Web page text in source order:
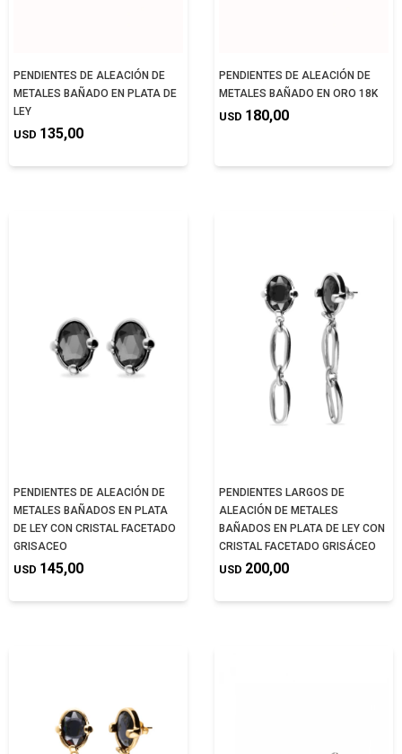
PENDIENTES DE ALEACIÓN DE
METALES BAÑADO EN PLATA DE
LEY
USD 135,00
PENDIENTES DE ALEACIÓN DE
METALES BAÑADO EN ORO 18K
USD 180,00
PENDIENTES DE ALEACIÓN DE
METALES BAÑADOS EN PLATA
DE LEY CON CRISTAL FACETADO
GRISACEO
USD 145,00
PENDIENTES LARGOS DE
ALEACIÓN DE METALES
BAÑADOS EN PLATA DE LEY CON
CRISTAL FACETADO GRISÁCEO
USD 200,00